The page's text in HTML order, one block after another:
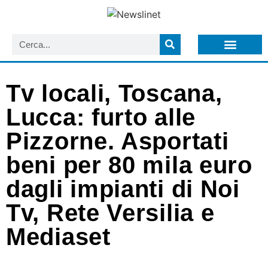
Tv locali, Toscana,
Lucca: furto alle
Pizzorne. Asportati
beni per 80 mila euro
dagli impianti di Noi
Tv, Rete Versilia e
Mediaset